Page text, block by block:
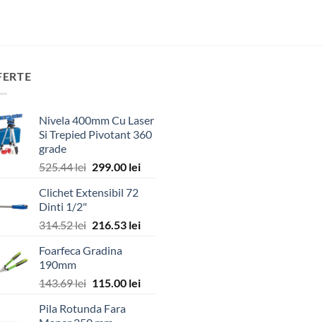
Nivela 400mm Cu Laser
Si Trepied Pivotant 360
grade
525.44lei Prețul
a
525.44 lei.
299.00 leiPrețul
Clichet Extensibil 72
Dinti 1/2"
314.52lei Prețul
a
314.52 lei.
216.53 leiPrețul
Foarfeca Gradina
190mm
143.69lei Prețul
a
115.00 leiPrețul
Pila Rotunda Fara